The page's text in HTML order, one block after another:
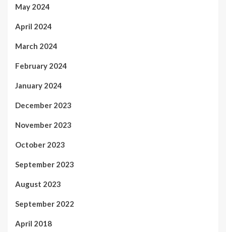
May 2024
April 2024
March 2024
February 2024
January 2024
December 2023
November 2023
October 2023
September 2023
August 2023
September 2022
April 2018